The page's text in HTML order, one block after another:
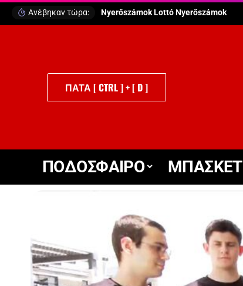
Ανέβηκαν τώρα: Puttó Szerencsejáték
ΠΑΤΑ [ CTRL ] + [ D ]
ΠΟΔΟΣΦΑΙΡΟ ΜΠΑΣΚΕΤ